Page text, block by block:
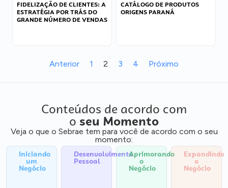
FIDELIZAÇÃO DE CLIENTES: A
ESTRATÉGIA POR TRÁS DO
GRANDE NÚMERO DE VENDAS
CATÁLOGO DE PRODUTOS
ORIGENS PARANÁ
Anterior 1 2 3 4 Próximo
Conteúdos de acordo com
o seu Momento
Veja o que o Sebrae tem para você de acordo com o seu
momento:
Iniciando
um
Negócio
Desenvolvimento
Pessoal
Aprimorando
o
Negócio
Expandindo
o
Negócio